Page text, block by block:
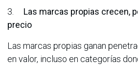
3. Las marcas propias crecen,
precio
Las marcas propias ganan
en valor, incluso en categorías